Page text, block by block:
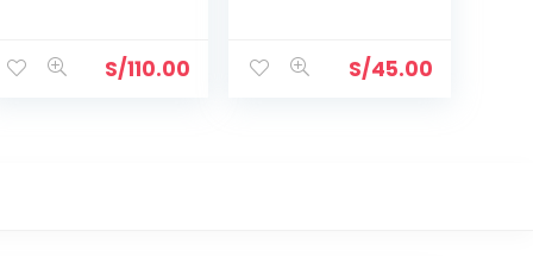
S/110.00
S/45.00